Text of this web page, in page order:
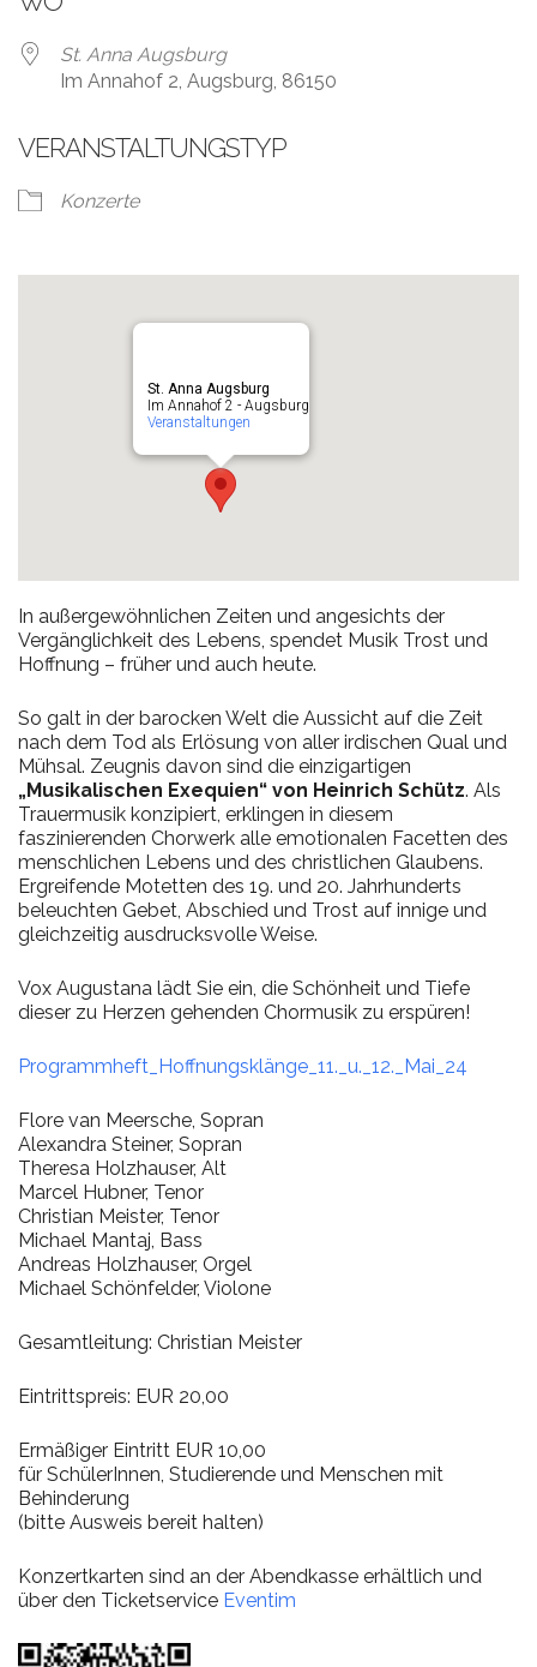
St. Anna Augsburg
Im Annahof 2, Augsburg, 86150
VERANSTALTUNGSTYP
Konzerte
St. Anna Augsburg
Im Annahof 2 - Augsburg
Veranstaltungen
In außergewöhnlichen Zeiten und angesichts der
Vergänglichkeit des Lebens, spendet Musik Trost und
Hoffnung – früher und auch heute.
So galt in der barocken Welt die Aussicht auf die Zeit
nach dem Tod als Erlösung von aller irdischen Qual und
Mühsal. Zeugnis davon sind die einzigartigen
„Musikalischen Exequien“ von Heinrich Schütz. Als
Trauermusik konzipiert, erklingen in diesem
faszinierenden Chorwerk alle emotionalen Facetten des
menschlichen Lebens und des christlichen Glaubens.
Ergreifende Motetten des 19. und 20. Jahrhunderts
beleuchten Gebet, Abschied und Trost auf innige und
gleichzeitig ausdrucksvolle Weise.
Vox Augustana lädt Sie ein, die Schönheit und Tiefe
dieser zu Herzen gehenden Chormusik zu erspüren!
Programmheft_Hoffnungsklänge_11._u._12._Mai_24
Flore van Meersche, Sopran
Alexandra Steiner, Sopran
Theresa Holzhauser, Alt
Marcel Hubner, Tenor
Christian Meister, Tenor
Michael Mantaj, Bass
Andreas Holzhauser, Orgel
Michael Schönfelder, Violone
Gesamtleitung: Christian Meister
Eintrittspreis: EUR 20,00
Ermäßiger Eintritt EUR 10,00
für SchülerInnen, Studierende und Menschen mit
Behinderung
(bitte Ausweis bereit halten)
Konzertkarten sind an der Abendkasse erhältlich und
über den Ticketservice Eventim